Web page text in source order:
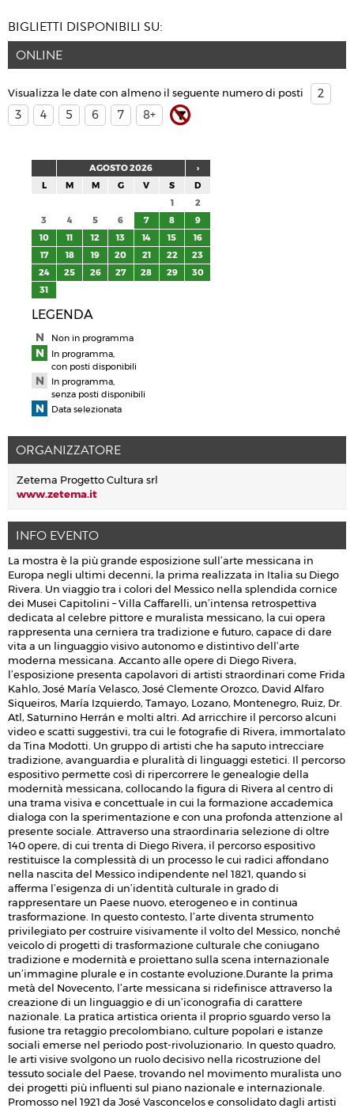
BIGLIETTI DISPONIBILI SU:
ONLINE
Visualizza le date con almeno il seguente numero di posti
2
3
4 5 6 7 8+
AGOSTO 2026
›
L
M M G V S
D
1
2
3
4 5 6 7 8
9
10
11 12 13 14 15
16
17
18 19 20 21 22
23
24
25 26 27 28 29
30
31
LEGENDA
Non in programma
In programma,
con posti disponibili
In programma,
senza posti disponibili
Data selezionata
ORGANIZZATORE
Zetema Progetto Cultura srl
www.zetema.it
INFO EVENTO
La mostra è la più grande esposizione sull’arte messicana in
Europa negli ultimi decenni, la prima realizzata in Italia su Diego
Rivera. Un viaggio tra i colori del Messico nella splendida cornice
dei Musei Capitolini – Villa Caffarelli, un’intensa retrospettiva
dedicata al celebre pittore e muralista messicano, la cui opera
rappresenta una cerniera tra tradizione e futuro, capace di dare
vita a un linguaggio visivo autonomo e distintivo dell’arte
moderna messicana. Accanto alle opere di Diego Rivera,
l’esposizione presenta capolavori di artisti straordinari come Frida
Kahlo, José María Velasco, José Clemente Orozco, David Alfaro
Siqueiros, María Izquierdo, Tamayo, Lozano, Montenegro, Ruiz, Dr.
Atl, Saturnino Herrán e molti altri. Ad arricchire il percorso alcuni
video e scatti suggestivi, tra cui le fotografie di Rivera, immortalato
da Tina Modotti. Un gruppo di artisti che ha saputo intrecciare
tradizione, avanguardia e pluralità di linguaggi estetici. Il percorso
espositivo permette così di ripercorrere le genealogie della
modernità messicana, collocando la figura di Rivera al centro di
una trama visiva e concettuale in cui la formazione accademica
dialoga con la sperimentazione e con una profonda attenzione al
presente sociale. Attraverso una straordinaria selezione di oltre
140 opere, di cui trenta di Diego Rivera, il percorso espositivo
restituisce la complessità di un processo le cui radici affondano
nella nascita del Messico indipendente nel 1821, quando si
afferma l’esigenza di un’identità culturale in grado di
rappresentare un Paese nuovo, eterogeneo e in continua
trasformazione. In questo contesto, l’arte diventa strumento
privilegiato per costruire visivamente il volto del Messico, nonché
veicolo di progetti di trasformazione culturale che coniugano
tradizione e modernità e proiettano sulla scena internazionale
un’immagine plurale e in costante evoluzione.Durante la prima
metà del Novecento, l’arte messicana si ridefinisce attraverso la
creazione di un linguaggio e di un’iconografia di carattere
nazionale. La pratica artistica orienta il proprio sguardo verso la
fusione tra retaggio precolombiano, culture popolari e istanze
sociali emerse nel periodo post-rivoluzionario. In questo quadro,
le arti visive svolgono un ruolo decisivo nella ricostruzione del
tessuto sociale del Paese, trovando nel movimento muralista uno
dei progetti più influenti sul piano nazionale e internazionale.
Promosso nel 1921 da José Vasconcelos e consolidato dagli artisti